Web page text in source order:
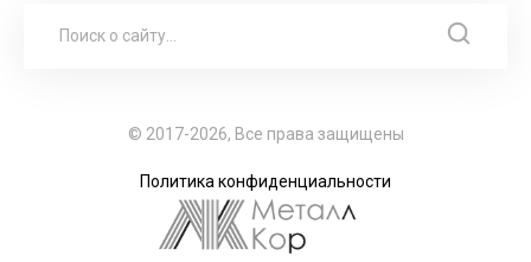
© 2017-2026, Все права защищены
Политика конфиденциальности